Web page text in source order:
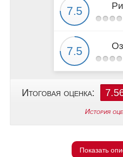
Итоговая оценка:
История
Показать